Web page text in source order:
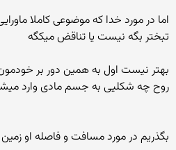
اما در مورد خدا که موضوعی کاملا
تبختر بگه نیست یا تناقض میکگه
بهتر نیست اول به همین دور بر
روح چه شکلیی به جسم مادی وارد
بگذریم در مورد مسافت و فاصله او زمین